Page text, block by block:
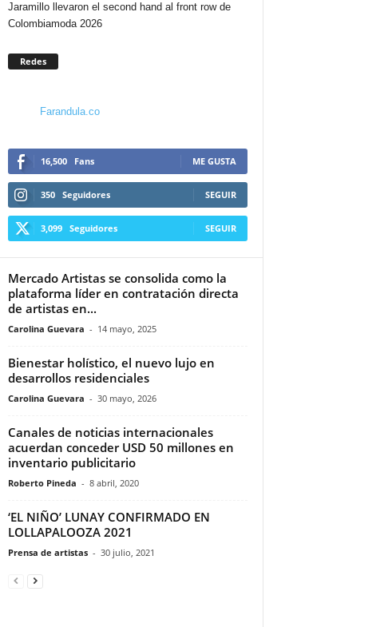
Jaramillo llevaron el second hand al front row de
Colombiamoda 2026
Redes
Farandula.co
16,500 Fans ME GUSTA
350 Seguidores SEGUIR
3,099 Seguidores SEGUIR
Mercado Artistas se consolida como la
plataforma líder en contratación directa
de artistas en...
Carolina Guevara - 14 mayo, 2025
Bienestar holístico, el nuevo lujo en
desarrollos residenciales
Carolina Guevara - 30 mayo, 2026
Canales de noticias internacionales
acuerdan conceder USD 50 millones en
inventario publicitario
Roberto Pineda - 8 abril, 2020
‘EL NIÑO’ LUNAY CONFIRMADO EN
LOLLAPALOOZA 2021
Prensa de artistas - 30 julio, 2021